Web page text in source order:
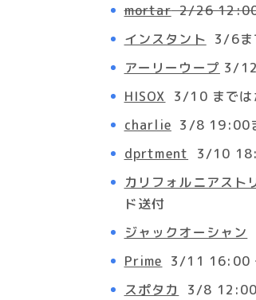
mortar2/26 12:00
インスタント 3/6ま
アーリーウープ 3/
HISOX
3/10 までは
charlie 3/8 19:00
dprtment 3/10
カリフォルニアスト
ド送付
ジャックオーシャン
Prime 3/11 16:00
スポタカ
3/8 12:00